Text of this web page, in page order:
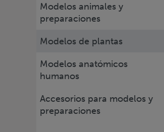
Modelos animales y
preparaciones
Modelos de plantas
Modelos anatómicos
humanos
Accesorios para modelos y
preparaciones